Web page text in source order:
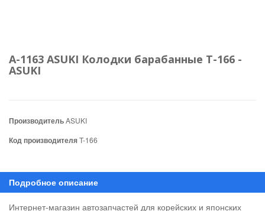
A-1163 ASUKI Колодки барабанные Т-166 -
ASUKI
ПроизводительASUKI
Код производителяT-166
Интернет-магазин автозапчастей для корейских и японских